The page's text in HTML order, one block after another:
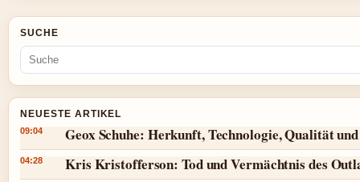
SUCHE
NEUESTE ARTIKEL
09:04 Geox Schuhe: Herkunft, Technologie, Qualität
04:28 Kris Kristofferson: Tod und Vermächtnis des